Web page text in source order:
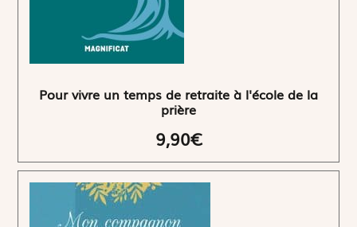
Pour vivre un temps de retraite à l'école de la
prière
9,90€